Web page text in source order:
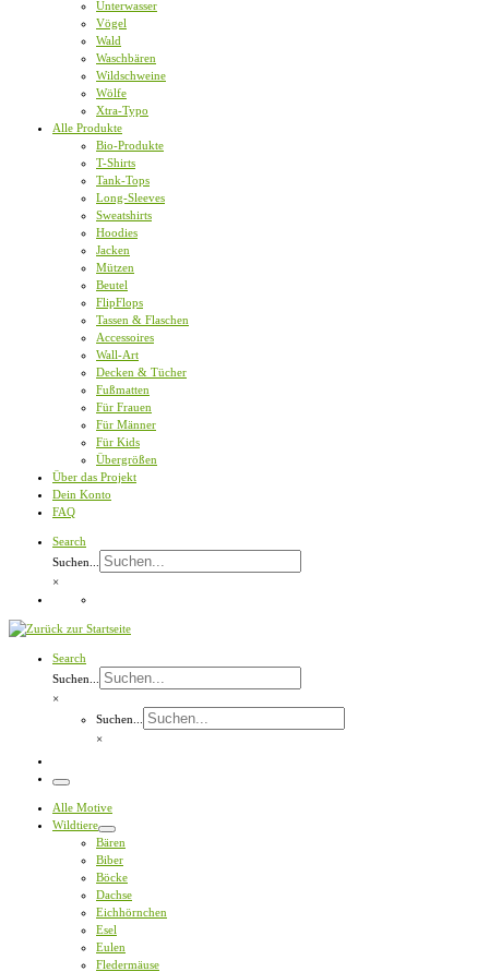
Unterwasser
Vögel
Wald
Waschbären
Wildschweine
Wölfe
Xtra-Typo
Alle Produkte
Bio-Produkte
T-Shirts
Tank-Tops
Long-Sleeves
Sweatshirts
Hoodies
Jacken
Mützen
Beutel
FlipFlops
Tassen & Flaschen
Accessoires
Wall-Art
Decken & Tücher
Fußmatten
Für Frauen
Für Männer
Für Kids
Übergrößen
Über das Projekt
Dein Konto
FAQ
Search
Suchen...
×
Search
Suchen...
×
Suchen...
×
Menü
Alle Motive
Wildtiere
Bären
Biber
Böcke
Dachse
Eichhörnchen
Esel
Eulen
Fledermäuse